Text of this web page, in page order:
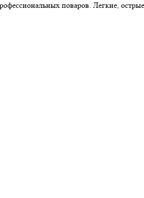
поваров. Легкие,